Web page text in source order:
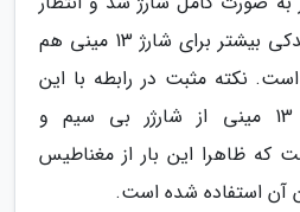
می رود همین مدت یا اندکی بیشتر برای شارژ 13 مینی هم
نکته مثبت در رابطه با این
زمینه، پشتیبانی آیفون 13 مینی از شارژر بی سیم و
ظاهرا این بار از مغناطیس
آن استفاده شده است.